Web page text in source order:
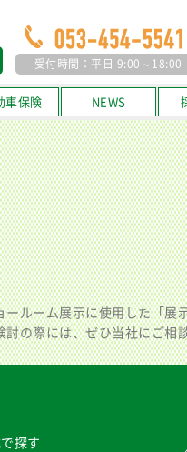
受付時間：平日 9:00～18:00
車保険 NEWS
ルーム展示に使用した「展
の際には、ぜひ当社にご相
探す